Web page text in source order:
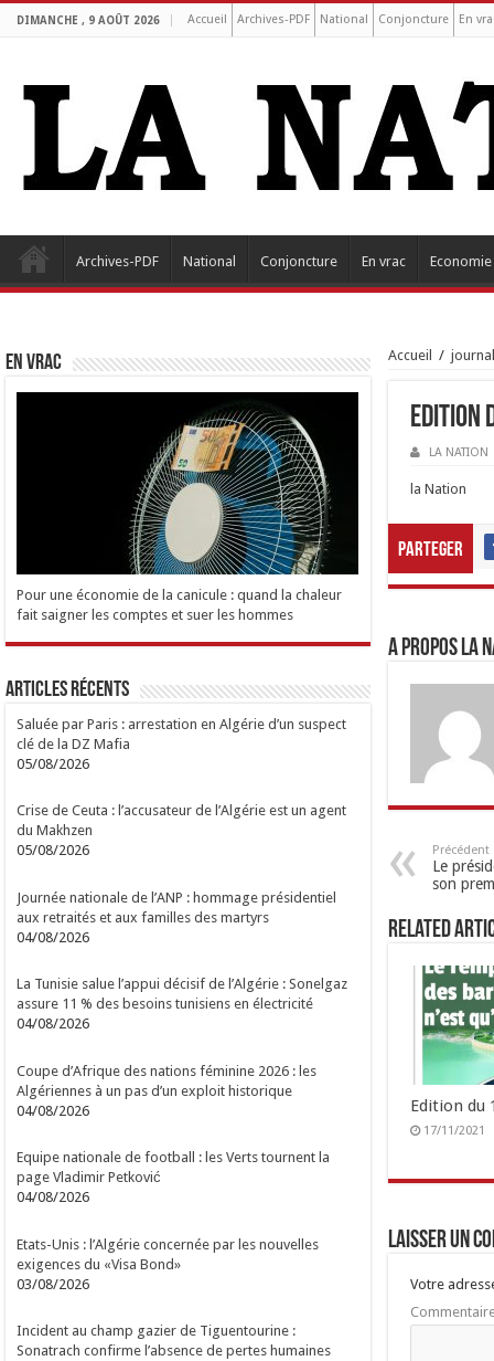
DIMANCHE , 9 AOÛT 2026 Accueil Archives-PDF National Conjoncture En
Archives-PDF National Conjoncture En vrac Economie
Accueil /
Edition
LA NATION
la Nation
Parteger
A propos LA
Précédent
Le
son
Related
Edition du
17/11/2021
Laisser un
Votre
EN VRAC
Pour une économie de la canicule : quand la chaleur
fait saigner les comptes et suer les hommes
Articles Récents
Saluée par Paris : arrestation en Algérie d’un suspect
clé de la DZ Mafia
05/08/2026
Crise de Ceuta : l’accusateur de l’Algérie est un agent
du Makhzen
05/08/2026
Journée nationale de l’ANP : hommage présidentiel
aux retraités et aux familles des martyrs
04/08/2026
La Tunisie salue l’appui décisif de l’Algérie : Sonelgaz
assure 11 % des besoins tunisiens en électricité
04/08/2026
Coupe d’Afrique des nations féminine 2026 : les
Algériennes à un pas d’un exploit historique
04/08/2026
Equipe nationale de football : les Verts tournent la
page Vladimir Petković
04/08/2026
Etats-Unis : l’Algérie concernée par les nouvelles
exigences du «Visa Bond»
03/08/2026
Incident au champ gazier de Tiguentourine :
Sonatrach confirme l’absence de pertes humaines